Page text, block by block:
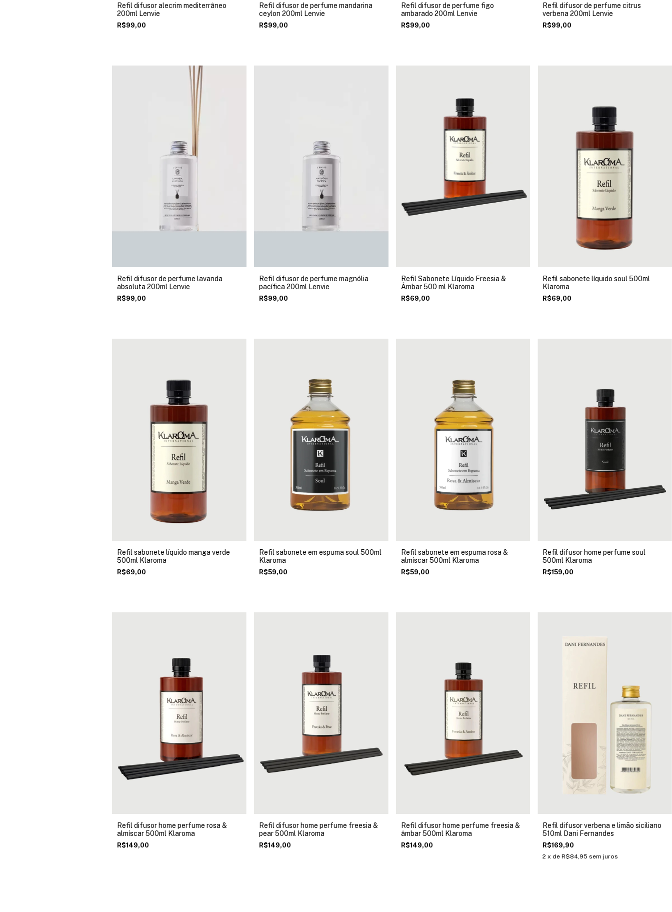
Refil difusor alecrim mediterrâneo
200ml Lenvie
R$99,00
Refil difusor de perfume mandarina
ceylon 200ml Lenvie
R$99,00
Refil difusor de perfume figo
ambarado 200ml Lenvie
R$99,00
Refil difusor de perfume citrus
verbena 200ml Lenvie
R$99,00
Refil difusor de perfume lavanda
absoluta 200ml Lenvie
R$99,00
Refil difusor de perfume magnólia
pacífica 200ml Lenvie
R$99,00
Refil Sabonete Líquido Freesia &
Âmbar 500 ml Klaroma
R$69,00
Refil sabonete líquido soul 500ml
Klaroma
R$69,00
Refil sabonete líquido manga verde
500ml Klaroma
R$69,00
Refil sabonete em espuma soul 500ml
Klaroma
R$59,00
Refil sabonete em espuma rosa &
almíscar 500ml Klaroma
R$59,00
Refil difusor home perfume soul
500ml Klaroma
R$159,00
Refil difusor home perfume rosa &
almíscar 500ml Klaroma
R$149,00
Refil difusor home perfume freesia &
pear 500ml Klaroma
R$149,00
Refil difusor home perfume freesia &
âmbar 500ml Klaroma
R$149,00
Refil difusor verbena e limão siciliano
510ml Dani Fernandes
R$169,90
2 x deR$84,95 sem juros